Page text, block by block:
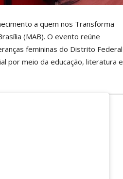
a quem nos Transforma
(MAB). O evento reúne
femininas do Distrito Federal
por meio da educação, literatura e